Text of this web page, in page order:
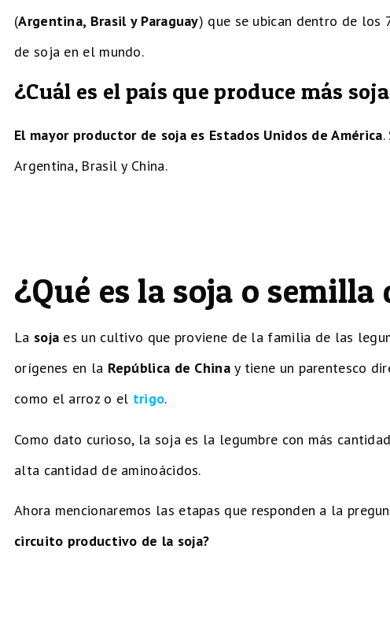
(Argentina, Brasil y Paraguay) que se ubican dentro de los
de soja en el mundo.
¿Cuál es el país que produce más
El mayor productor de soja es Estados Unidos de América
Argentina, Brasil y China.
¿Qué es la soja o semilla
La soja es un cultivo que proviene de la familia de las
orígenes en la República de Chinay tiene un parentesco
como el arroz o el trigo.
Como dato curioso, la soja es la legumbre con más
alta cantidad de aminoácidos.
Ahora mencionaremos las etapas que responden a la
circuito productivo de la soja?